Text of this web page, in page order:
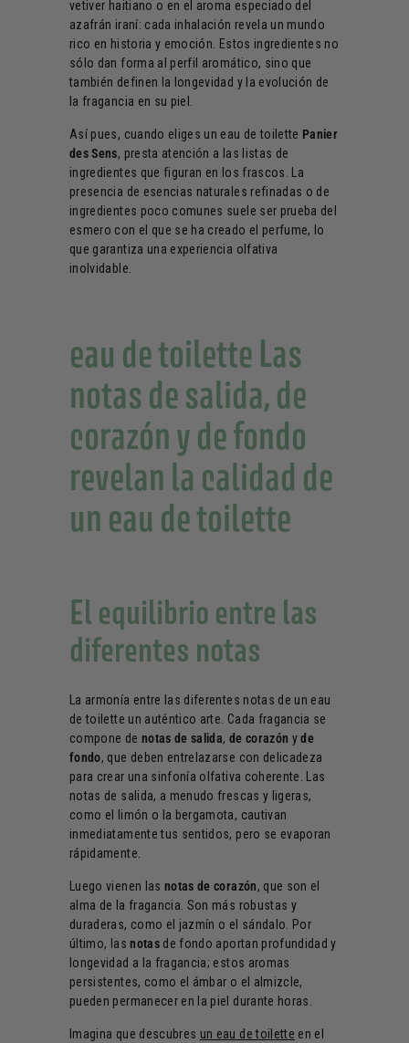
vetiver haitiano o en el aroma especiado del
azafrán iraní: cada inhalación revela un mundo
rico en historia y emoción. Estos ingredientes no
sólo dan forma al perfil aromático, sino que
también definen la longevidad y la evolución de
la fragancia en su piel.
Así pues, cuando eliges un eau de toilette Panier
des Sens, presta atención a las listas de
ingredientes que figuran en los frascos. La
presencia de esencias naturales refinadas o de
ingredientes poco comunes suele ser prueba del
esmero con el que se ha creado el perfume, lo
que garantiza una experiencia olfativa
inolvidable.
eau de toilette Las
notas de salida, de
corazón y de fondo
revelan la calidad de
un eau de toilette
El equilibrio entre las
diferentes notas
La armonía entre las diferentes notas de un eau
de toilette un auténtico arte. Cada fragancia se
compone de notas de salida, de corazón yde
fondo, que deben entrelazarse con delicadeza
para crear una sinfonía olfativa coherente. Las
notas de salida, a menudo frescas y ligeras,
como el limón o la bergamota, cautivan
inmediatamente tus sentidos, pero se evaporan
rápidamente.
Luego vienen las notas de corazón, que son el
alma de la fragancia. Son más robustas y
duraderas, como el jazmín o el sándalo. Por
último, lasnotasde fondo aportan profundidad y
longevidad a la fragancia; estos aromas
persistentes, como el ámbar o el almizcle,
pueden permanecer en la piel durante horas.
Imagina que descubres un eau de toilette en el